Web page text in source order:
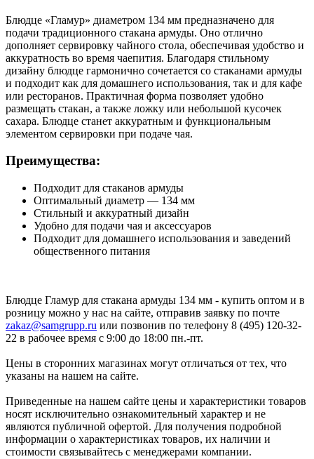
Блюдце «Гламур» диаметром 134 мм предназначено для
подачи традиционного стакана армуды. Оно отлично
дополняет сервировку чайного стола, обеспечивая удобство и
аккуратность во время чаепития. Благодаря стильному
дизайну блюдце гармонично сочетается со стаканами армуды
и подходит как для домашнего использования, так и для кафе
или ресторанов. Практичная форма позволяет удобно
размещать стакан, а также ложку или небольшой кусочек
сахара. Блюдце станет аккуратным и функциональным
элементом сервировки при подаче чая.
Преимущества:
Подходит для стаканов армуды
Оптимальный диаметр — 134 мм
Стильный и аккуратный дизайн
Удобно для подачи чая и аксессуаров
Подходит для домашнего использования и заведений
общественного питания
Блюдце Гламур для стакана армуды 134 мм - купить оптом и в
розницу можно у нас на сайте, отправив заявку по почте
zakaz@samgrupp.ru или позвонив по телефону 8 (495) 120-32-
22 в рабочее время с 9:00 до 18:00 пн.-пт.
Цены в сторонних магазинах могут отличаться от тех, что
указаны на нашем на сайте.
Приведенные на нашем сайте цены и характеристики товаров
носят исключительно ознакомительный характер и не
являются публичной офертой. Для получения подробной
информации о характеристиках товаров, их наличии и
стоимости связывайтесь с менеджерами компании.